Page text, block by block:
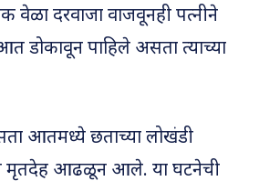
वेळा दरवाजा वाजवूनही पत्नीने
डोकावून पाहिले असता त्याच्या
आतमध्ये छताच्या लोखंडी
मृतदेह आढळून आले. या घटनेची